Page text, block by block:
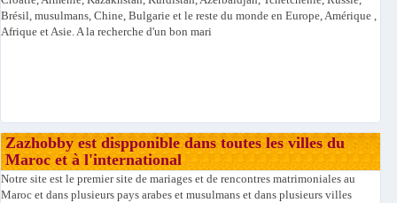
Brésil, musulmans, Chine, Bulgarie et le reste du monde en Europe, Amérique ,
Afrique et Asie. A la recherche d'un bon mari
Zazhobby est dispponible dans toutes les villes du
Maroc et à l'international
Notre site est le premier site de mariages et de rencontres matrimoniales au
Maroc et dans plusieurs pays arabes et musulmans et dans plusieurs villes